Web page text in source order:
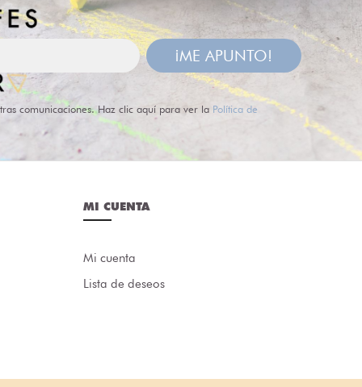
¡ME APUNTO!
comunicaciones. Haz clic aquí para ver la Política de
MI CUENTA
Mi cuenta
Lista de deseos